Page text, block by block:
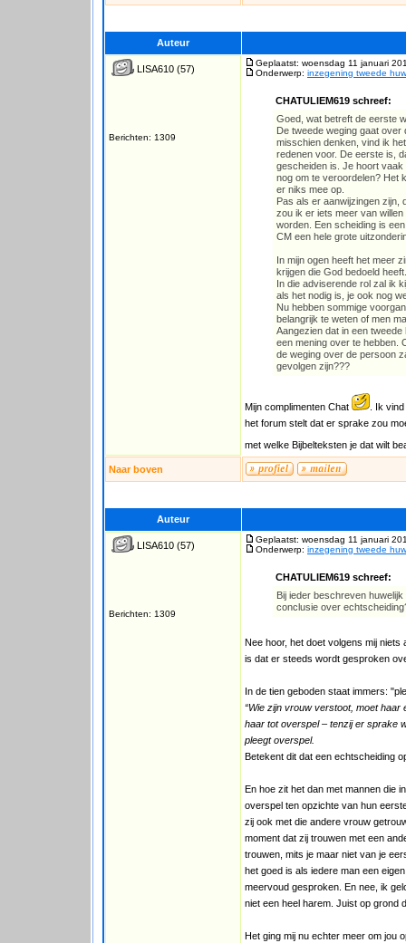
Auteur
LISA610 (57)
Berichten: 1309
Geplaatst: woensdag 11 januari
Onderwerp: inzegening tweede
CHATULIEM619 schreef:
Goed, wat betreft de eerste
De tweede weging gaat over
misschien denken, vind ik
redenen voor. De eerste is,
gescheiden is. Je hoort
nog om te veroordelen? Het
er niks mee op.
Pas als er aanwijzingen zijn,
zou ik er iets meer van
worden. Een scheiding is
CM een hele grote
In mijn ogen heeft het meer
krijgen die God bedoeld
In die adviserende rol zal ik
als het nodig is, je ook nog
Nu hebben sommige
belangrijk te weten of men
Aangezien dat in een
een mening over te hebben.
de weging over de persoon
gevolgen zijn???
Mijn complimenten Chat
. Ik
het forum stelt dat er sprake zou
met welke Bijbelteksten je dat wilt
Naar boven
Auteur
LISA610 (57)
Berichten: 1309
Geplaatst: woensdag 11 januari
Onderwerp: inzegening tweede
CHATULIEM619 schreef:
Bij ieder beschreven
conclusie over
Nee hoor, het doet volgens mij
is dat er steeds wordt gesproken
In de tien geboden staat immers:
“Wie zijn vrouw verstoot, moet haar
haar tot overspel – tenzij er sprake
pleegt overspel.
Betekent dit dat een echtscheiding
En hoe zit het dan met mannen die
overspel ten opzichte van hun
zij ook met die andere vrouw
moment dat zij trouwen met een
trouwen, mits je maar niet van je
het goed is als iedere man een
meervoud gesproken. En nee, ik
niet een heel harem. Juist op grond
Het ging mij nu echter meer om jou